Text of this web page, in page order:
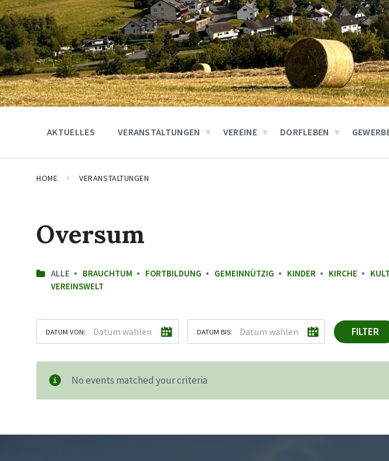
AKTUELLES VERANSTALTUNGEN VEREINE DORFLEBEN
HOME VERANSTALTUNGEN
Oversum
ALLE BRAUCHTUM FORTBILDUNG GEMEINNÜTZIG KINDER KIRCHE
VEREINSWELT
DATUM VON: DATUM BIS: FILTER
No events matched your criteria